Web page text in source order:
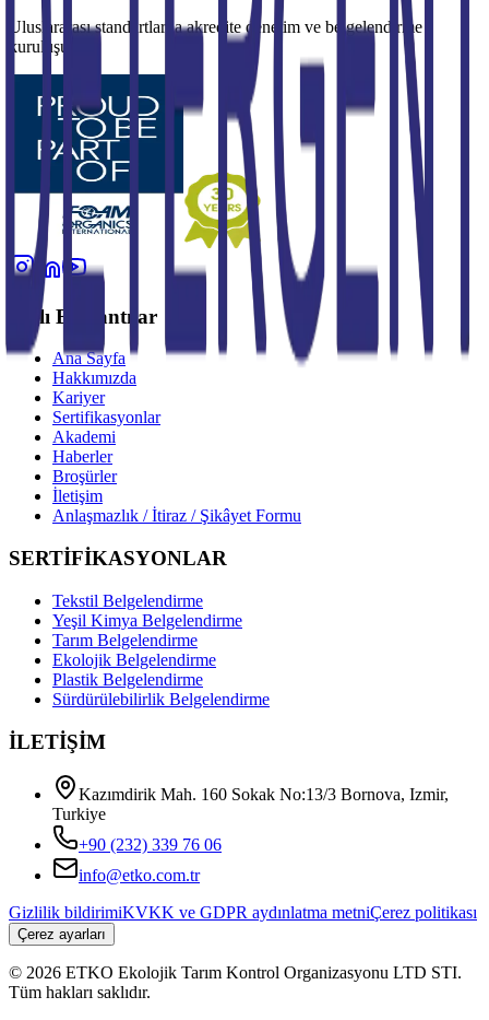
Uluslararası standartlarda akredite denetim ve belgelendirme
kuruluşu.
Hızlı Bağlantılar
Ana Sayfa
Hakkımızda
Kariyer
Sertifikasyonlar
Akademi
Haberler
Broşürler
İletişim
Anlaşmazlık / İtiraz / Şikâyet Formu
SERTİFİKASYONLAR
Tekstil Belgelendirme
Yeşil Kimya Belgelendirme
Tarım Belgelendirme
Ekolojik Belgelendirme
Plastik Belgelendirme
Sürdürülebilirlik Belgelendirme
İLETİŞİM
Kazımdirik Mah. 160 Sokak No:13/3 Bornova, Izmir,
Turkiye
+90 (232) 339 76 06
info@etko.com.tr
Gizlilik bildirimiKVKK ve GDPR aydınlatma metniÇerez politikası
Çerez ayarları
© 2026 ETKO Ekolojik Tarım Kontrol Organizasyonu LTD STI.
Tüm hakları saklıdır.